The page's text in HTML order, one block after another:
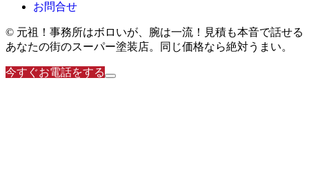
お問合せ
© 元祖！事務所はボロいが、腕は一流！見積も本音で話せる
あなたの街のスーパー塗装店。同じ価格なら絶対うまい。
今すぐお電話をする